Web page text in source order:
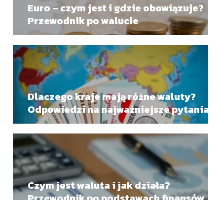
Euro – czym jest i gdzie obowiązuje?
Przewodnik po walucie
Dlaczego kraje mają różne waluty?
Odpowiedzi na najważniejsze pytania
Czym jest waluta i jak działa?